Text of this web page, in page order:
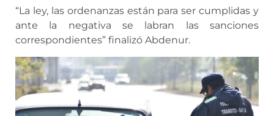
“La ley, las ordenanzas están para ser cumplidas y
ante la negativa se labran las sanciones
correspondientes” finalizó Abdenur.